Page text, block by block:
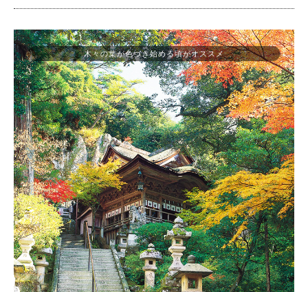
木々の葉が色づき始める頃がオススメ